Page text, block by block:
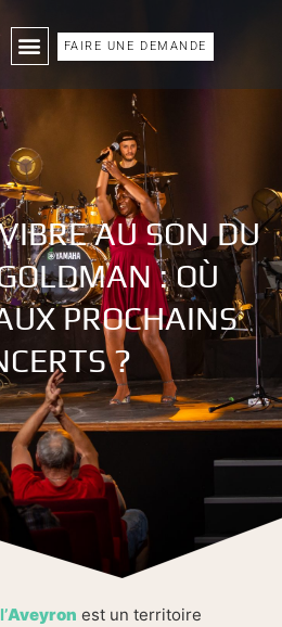
FAIRE UNE DEMANDE
AU SON DU
: OÙ
PROCHAINS
?
l’Aveyron est un territoire